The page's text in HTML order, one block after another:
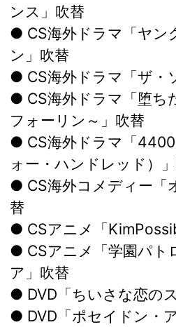
ンス」吹替
● CS海外ドラマ「ヤン
ン」吹替
● CS海外ドラマ「ザ・
● CS海外ドラマ「堕ち
フォーリン～」吹替
● CS海外ドラマ「
ォー・ハンドレッド）
● CS海外コメディー「
替
● CSアニメ「
● CSアニメ「学園パト
ア」吹替
● DVD「ちいさな恋の
● DVD「ポセイドン・